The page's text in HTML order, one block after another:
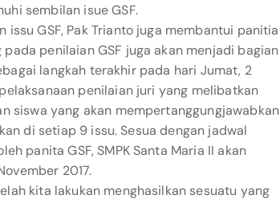
sembilan isue GSF.
issu GSF, Pak Trianto juga membantui panitia
penilaian GSF juga akan menjadi bagian
langkah terakhir pada hari Jumat, 2
penilaian juri yang melibatkan
siswa yang akan mempertanggungjawabkan
di setiap 9 issu. Sesua dengan jadwal
panita GSF, SMPK Santa Maria II akan
2017.
kita lakukan menghasilkan sesuatu yang